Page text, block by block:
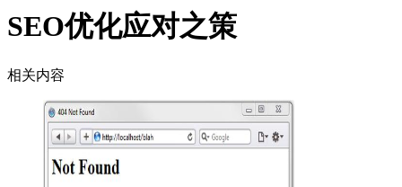
SEO优化应对之策
相关内容